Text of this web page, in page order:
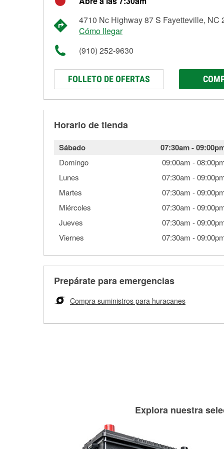
4710 Nc Highway 87 S Fayetteville, NC
Cómo llegar
(910) 252-9630
FOLLETO DE OFERTAS
Horario de tienda
Sábado 07:30am-
Domingo 09:00am -
Lunes
07:30am -
Martes
07:30am -
Miércoles
07:30am -
Jueves
07:30am -
Viernes
07:30am -
Prepárate para emergencias
Compra suministros para huracanes
Explora nuestra